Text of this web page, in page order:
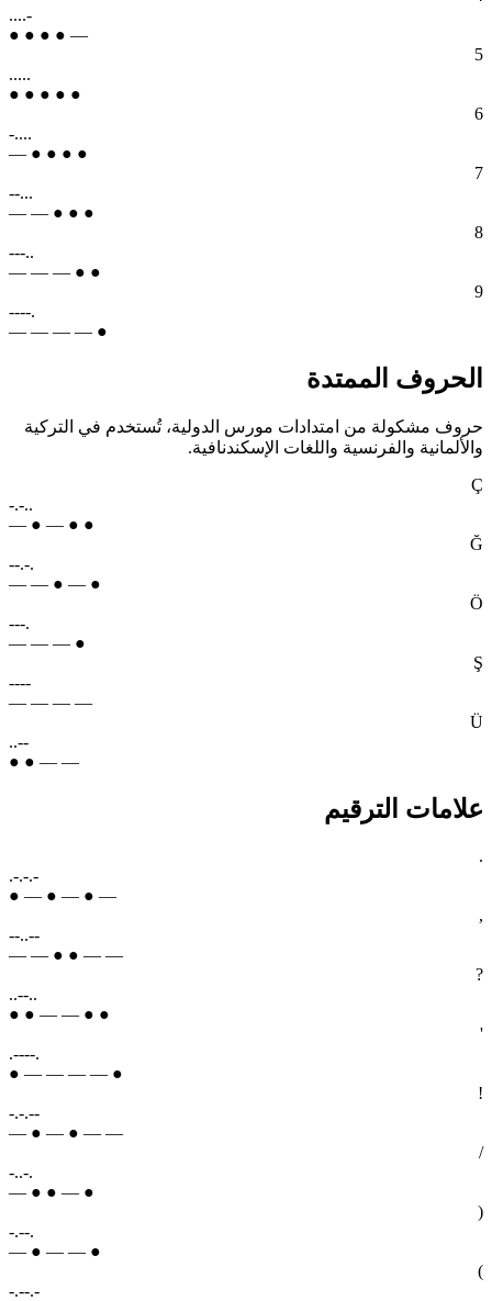
....-
● ● ● ● —
5
.....
● ● ● ● ●
6
-....
— ● ● ● ●
7
--...
— — ● ● ●
8
---..
— — — ● ●
9
----.
— — — — ●
الحروف الممتدة
حروف مشكولة من امتدادات مورس الدولية، تُستخدم في التركية
والألمانية والفرنسية واللغات الإسكندنافية.
Ç
-.-..
— ● — ● ●
Ğ
--.-.
— — ● — ●
Ö
---.
— — — ●
Ş
----
— — — —
Ü
..--
● ● — —
علامات الترقيم
.
.-.-.-
● — ● — ● —
,
--..--
— — ● ● — —
?
..--..
● ● — — ● ●
'
.----.
● — — — — ●
!
-.-.--
— ● — ● — —
/
-..-.
— ● ● — ●
(
-.--.
— ● — — ●
)
-.--.-